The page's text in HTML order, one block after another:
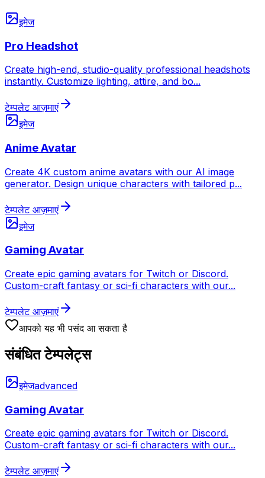
इमेज
Pro Headshot
Create high-end, studio-quality professional headshots
instantly. Customize lighting, attire, and bo...
टेम्पलेट आज़माएं
इमेज
Anime Avatar
Create 4K custom anime avatars with our AI image
generator. Design unique characters with tailored p...
टेम्पलेट आज़माएं
इमेज
Gaming Avatar
Create epic gaming avatars for Twitch or Discord.
Custom-craft fantasy or sci-fi characters with our...
टेम्पलेट आज़माएं
आपको यह भी पसंद आ सकता है
संबंधित टेम्पलेट्स
इमेजadvanced
Gaming Avatar
Create epic gaming avatars for Twitch or Discord.
Custom-craft fantasy or sci-fi characters with our...
टेम्पलेट आज़माएं